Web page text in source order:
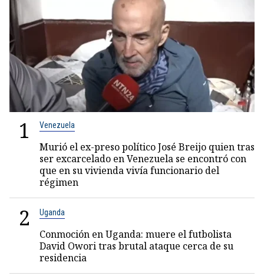
1 Venezuela
Murió el ex-preso político José Breijo quien tras
ser excarcelado en Venezuela se encontró con
que en su vivienda vivía funcionario del
régimen
2 Uganda
Conmoción en Uganda: muere el futbolista
David Owori tras brutal ataque cerca de su
residencia